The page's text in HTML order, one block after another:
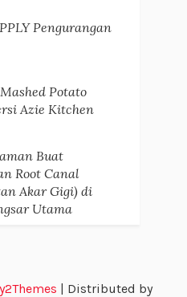
Pengurangan
Potato
Azie Kitchen
Buat
Root Canal
Akar Gigi) di
Utama
| Distributed by